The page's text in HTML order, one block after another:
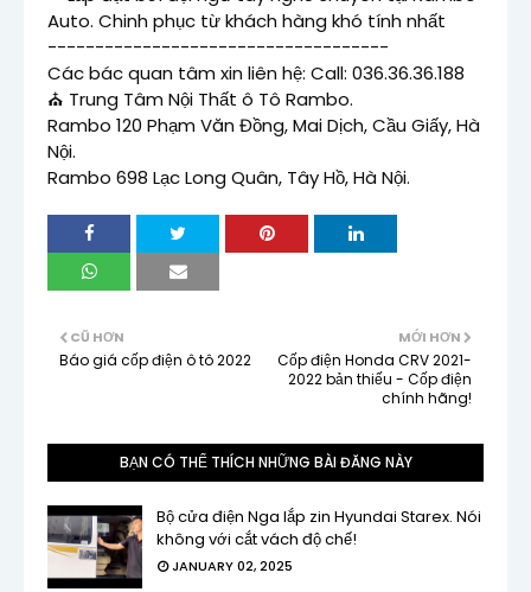
Auto. Chinh phục từ khách hàng khó tính nhất
------------------------------------
Các bác quan tâm xin liên hệ: Call: 036.36.36.188
⛪ Trung Tâm Nội Thất ô Tô Rambo.
Rambo 120 Phạm Văn Đồng, Mai Dịch, Cầu Giấy, Hà
Nội.
Rambo 698 Lạc Long Quân, Tây Hồ, Hà Nội.
MỚI HƠN
Cốp điện Honda CRV 2021-
2022 bản thiếu - Cốp điện
chính hãng!
CŨ HƠN
Báo giá cốp điện ô tô 2022
BẠN CÓ THỂ THÍCH NHỮNG BÀI ĐĂNG NÀY
Bộ cửa điện Nga lắp zin Hyundai Starex. Nói
không với cắt vách độ chế!
JANUARY 02, 2025